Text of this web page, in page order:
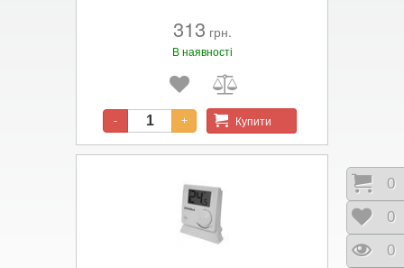
313 грн.
В наявності
- + Купити
0
0
0